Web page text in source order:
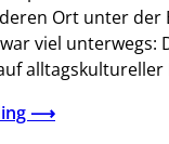
Ort unter
viel
⟶